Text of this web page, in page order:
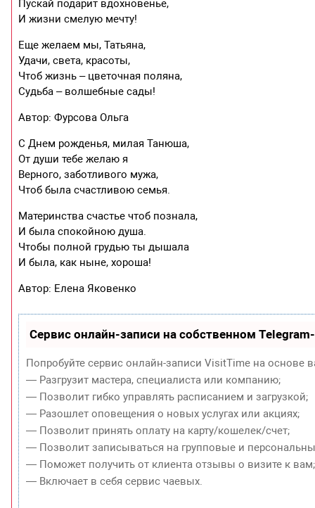
Пускай подарит вдохновенье,
И жизни смелую мечту!
Еще желаем мы, Татьяна,
Удачи, света, красоты,
Чтоб жизнь – цветочная поляна,
Судьба – волшебные сады!
Автор: Фурсова Ольга
С Днем рожденья, милая Танюша,
От души тебе желаю я
Верного, заботливого мужа,
Чтоб была счастливою семья.
Материнства счастье чтоб познала,
И была спокойною душа.
Чтобы полной грудью ты дышала
И была, как ныне, хороша!
Автор: Елена Яковенко
Сервис онлайн-записи на собственном
Попробуйте сервис онлайн-записи VisitTime на основе
— Разгрузит мастера, специалиста или компанию;
— Позволит гибко управлять расписанием и загрузкой;
— Разошлет оповещения о новых услугах или акциях;
— Позволит принять оплату на карту/кошелек/счет;
— Позволит записываться на групповые и
— Поможет получить от клиента отзывы о визите к вам;
— Включает в себя сервис чаевых.